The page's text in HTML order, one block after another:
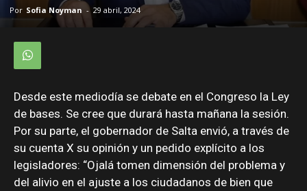
Por Sofia Noyman - 29 abril, 2024
Desde este mediodía se debate en el Congreso la Ley
de bases. Se cree que durará hasta mañana la sesión.
Por su parte, el gobernador de Salta envió, a través de
su cuenta X su opinión y un pedido explícito a los
legisladores: “Ojalá tomen dimensión del problema y
del alivio en el ajuste a los ciudadanos de bien que